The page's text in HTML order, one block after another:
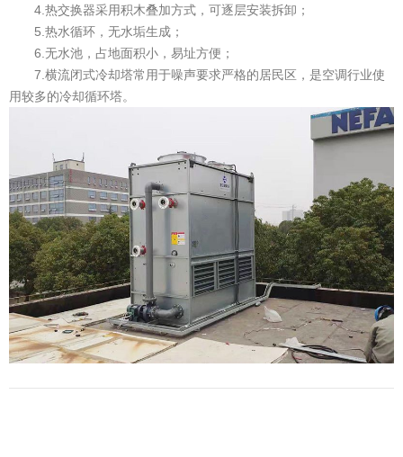
4.热交换器采用积木叠加方式，可逐层安装拆卸；
5.热水循环，无水垢生成；
6.无水池，占地面积小，易址方便；
7.横流闭式冷却塔常用于噪声要求严格的居民区，是空调行业使
用较多的冷却循环塔。